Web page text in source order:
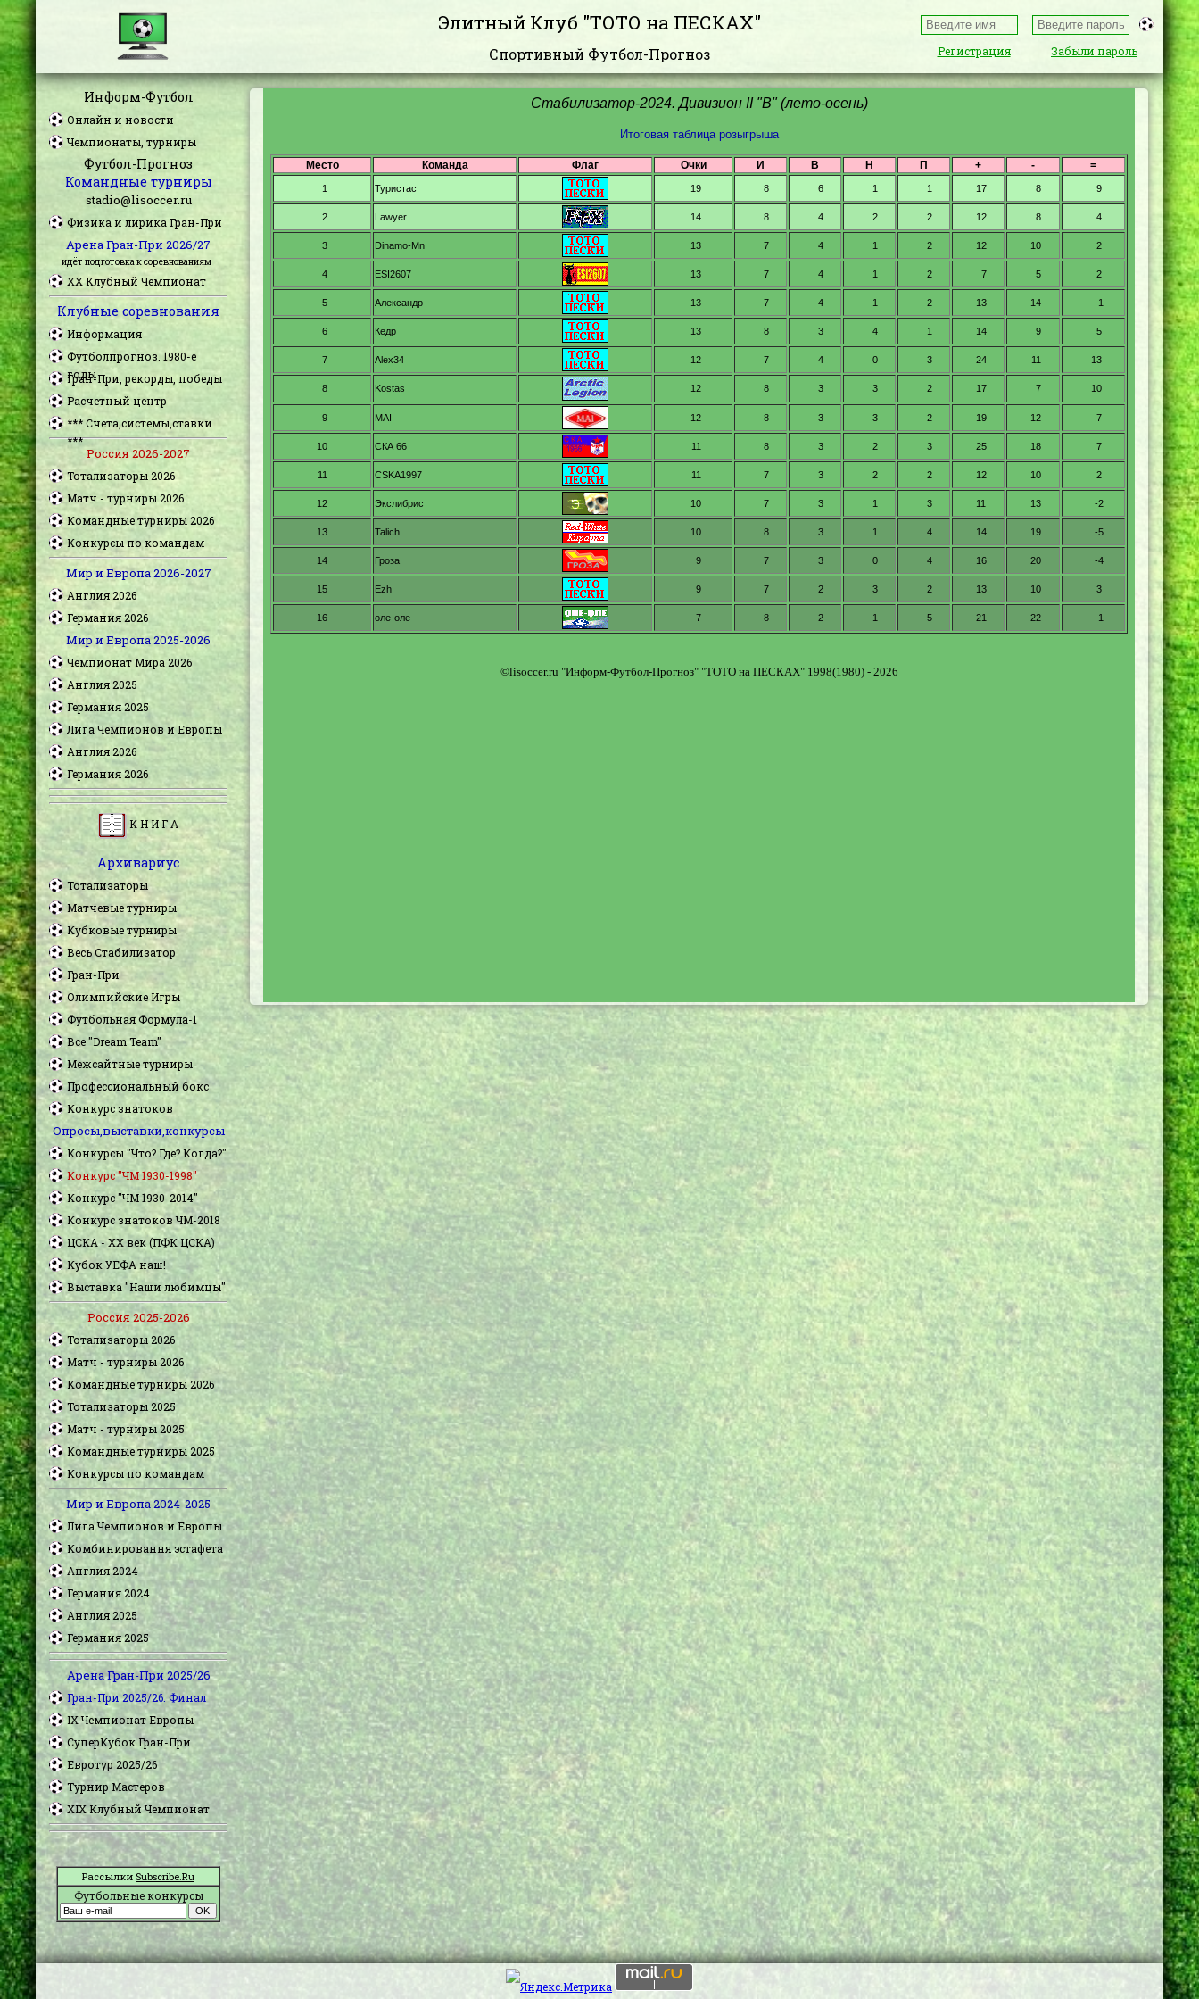
Регистрация Забыли пароль
Элитный Клуб "ТОТО на ПЕСКАХ"
Спортивный Футбол-Прогноз
Информ-Футбол
Онлайн и новости
Чемпионаты, турниры
Футбол-Прогноз
Командные турниры
stadio@lisoccer.ru
Физика и лирика Гран-При
Арена Гран-При 2026/27
идёт подготовка к соревнованиям
XX Клубный Чемпионат
Клубные соревнования
Информация
Футболпрогноз. 1980-е
годы
Гран-При, рекорды, победы
Расчетный центр
*** Счета,системы,ставки
***
Россия 2026-2027
Тотализаторы 2026
Матч - турниры 2026
Командные турниры 2026
Конкурсы по командам
Мир и Европа 2026-2027
Англия 2026
Германия 2026
Мир и Европа 2025-2026
Чемпионат Мира 2026
Англия 2025
Германия 2025
Лига Чемпионов и Европы
Англия 2026
Германия 2026
К Н И Г А
Архивариус
Тотализаторы
Матчевые турниры
Кубковые турниры
Весь Стабилизатор
Гран-При
Олимпийские Игры
Футбольная Формула-1
Все "Dream Team"
Межсайтные турниры
Профессиональный бокс
Конкурс знатоков
Опросы,выставки,конкурсы
Конкурсы "Что? Где? Когда?"
Конкурс "ЧМ 1930-1998"
Конкурс "ЧМ 1930-2014"
Конкурс знатоков ЧМ-2018
ЦСКА - XX век (ПФК ЦСКА)
Кубок УЕФА наш!
Выставка "Наши любимцы"
Россия 2025-2026
Тотализаторы 2026
Матч - турниры 2026
Командные турниры 2026
Тотализаторы 2025
Матч - турниры 2025
Командные турниры 2025
Конкурсы по командам
Мир и Европа 2024-2025
Лига Чемпионов и Европы
Комбинировання эстафета
Англия 2024
Германия 2024
Англия 2025
Германия 2025
Арена Гран-При 2025/26
Гран-При 2025/26. Финал
IX Чемпионат Европы
СуперКубок Гран-При
Евротур 2025/26
Турнир Мастеров
XIX Клубный Чемпионат
Рассылки Subscribe.Ru
Футбольные конкурсы